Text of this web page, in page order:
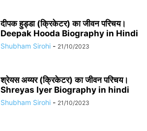
दीपक हुड्डा (क्रिकेटर) का जीवन परिचय।
Deepak Hooda Biography in Hindi
Shubham Sirohi - 21/10/2023
श्रेयस अय्यर (क्रिकेटर) का जीवन परिचय।
Shreyas Iyer Biography in hindi
Shubham Sirohi - 21/10/2023